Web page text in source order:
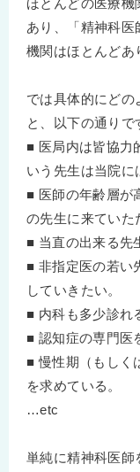
あり、「精神科医
機関はほとんどあ
では具体的にどの
と、以下の通りで
■ 医局内は皆協力
いう先生は当院に
■ 医師の年齢層が
の先生に来ていた
■ 当直の出来る先
■ 非指定医の若い
していきたい。
■ 内科も多少診れ
■ 認知症の専門医
■ 慢性期（もしく
を求めている。
…etc
単純に精神科医師